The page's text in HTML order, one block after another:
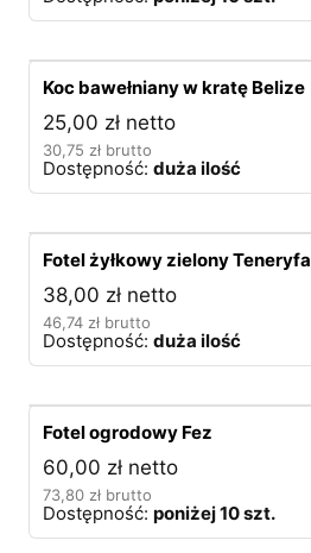
Koc bawełniany w kratę Belize
25,00 zł netto
30,75 zł brutto
Dostępność: duża ilość
Fotel żyłkowy zielony Teneryfa
38,00 zł netto
46,74 zł brutto
Dostępność: duża ilość
Fotel ogrodowy Fez
60,00 zł netto
73,80 zł brutto
Dostępność: poniżej 10 szt.